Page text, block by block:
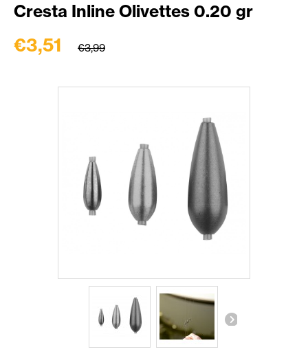
Cresta Inline Olivettes 0.20 gr
€3,51 €3,99